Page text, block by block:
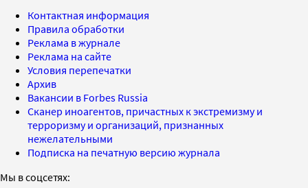
Контактная информация
Правила обработки
Реклама в журнале
Реклама на сайте
Условия перепечатки
Архив
Вакансии в Forbes Russia
Сканер иноагентов, причастных к экстремизму и
терроризму и организаций, признанных
нежелательными
Подписка на печатную версию журнала
Мы в соцсетях: